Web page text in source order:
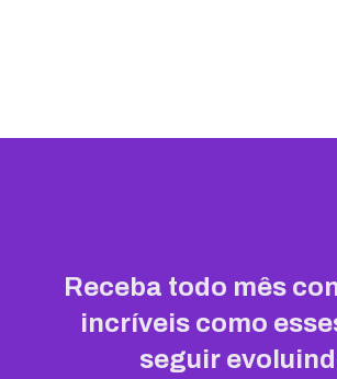
Receba todo mês
incríveis como
seguir